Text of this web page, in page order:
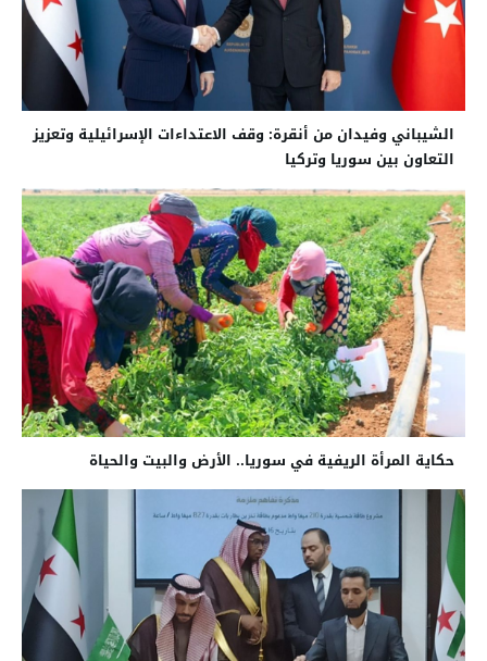
الشيباني وفيدان من أنقرة: وقف الاعتداءات الإسرائيلية وتعزيز
التعاون بين سوريا وتركيا
حكاية المرأة الريفية في سوريا.. الأرض والبيت والحياة